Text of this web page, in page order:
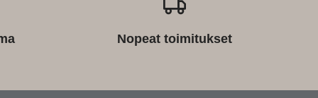
Nopeat toimitukset